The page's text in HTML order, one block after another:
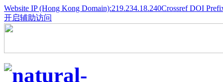
Website IP (Hong Kong Domain):219.234.18.240Crossref DOI
开启辅助访问